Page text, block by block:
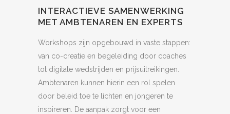
INTERACTIEVE SAMENWERKING
MET AMBTENAREN EN EXPERTS
Workshops zijn opgebouwd in vaste stappen:
van co-creatie en begeleiding door coaches
tot digitale wedstrijden en prijsuitreikingen.
Ambtenaren kunnen hierin een rol spelen
door beleid toe te lichten en jongeren te
inspireren. De aanpak zorgt voor een